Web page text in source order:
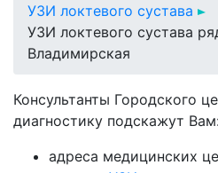
УЗИ локтевого сустава
УЗИ локтевого сустава
Владимирская
Консультанты Городского
диагностику подскажут
адреса медицинских